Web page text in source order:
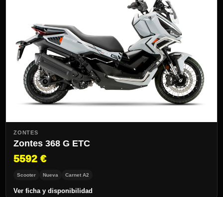
ZONTES
Zontes 368 G ETC
5592 €
Scooter Nueva Carnet A2
Ver ficha y disponibilidad